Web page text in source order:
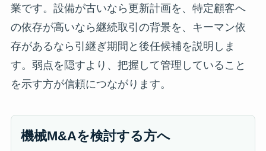
業です。設備が古いなら更新計画を、特定顧客へ
の依存が高いなら継続取引の背景を、キーマン依
存があるなら引継ぎ期間と後任候補を説明しま
す。弱点を隠すより、把握して管理していること
を示す方が信頼につながります。
機械M&Aを検討する方へ